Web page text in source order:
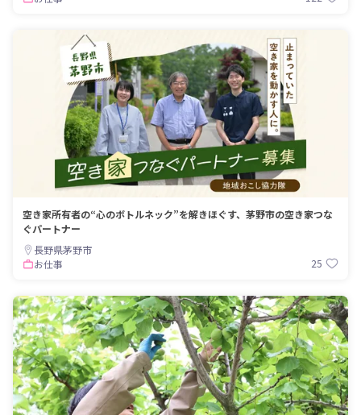
空き家所有者の“心のボトルネック”を解きほぐす、茅野市の空き家つな
ぐパートナー
長野県茅野市
お仕事
25